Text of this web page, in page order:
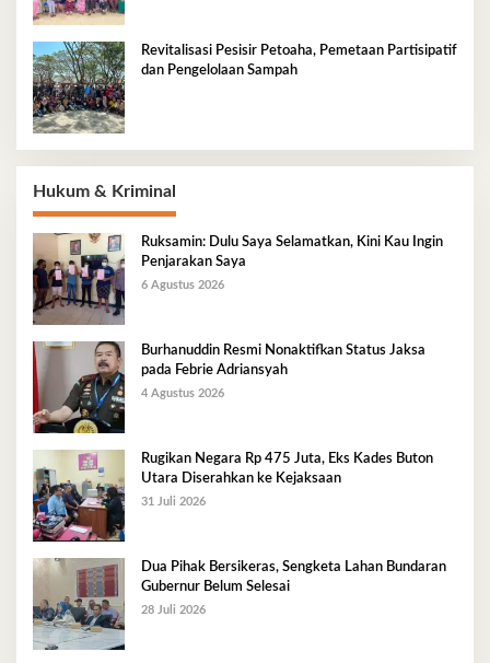
Revitalisasi Pesisir Petoaha, Pemetaan Partisipatif
dan Pengelolaan Sampah
Hukum & Kriminal
Ruksamin: Dulu Saya Selamatkan, Kini Kau Ingin
Penjarakan Saya
6 Agustus 2026
Burhanuddin Resmi Nonaktifkan Status Jaksa
pada Febrie Adriansyah
4 Agustus 2026
Rugikan Negara Rp 475 Juta, Eks Kades Buton
Utara Diserahkan ke Kejaksaan
31 Juli 2026
Dua Pihak Bersikeras, Sengketa Lahan Bundaran
Gubernur Belum Selesai
28 Juli 2026